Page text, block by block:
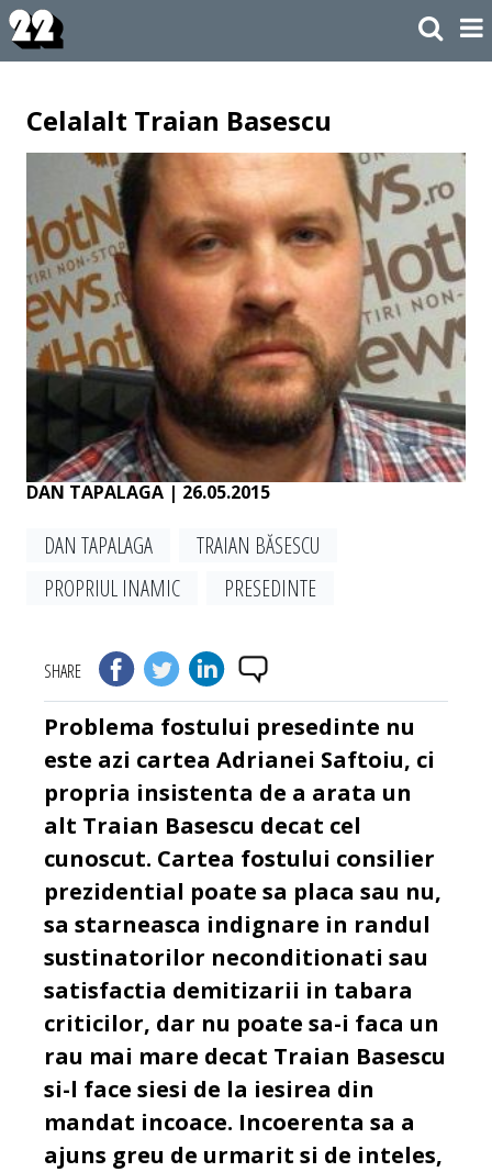
Celalalt Traian Basescu
DAN TAPALAGA | 26.05.2015
DAN TAPALAGA
TRAIAN BĂSESCU
PROPRIUL INAMIC
PRESEDINTE
SHARE
Problema fostului presedinte nu
este azi cartea Adrianei Saftoiu, ci
propria insistenta de a arata un
alt Traian Basescu decat cel
cunoscut. Cartea fostului consilier
prezidential poate sa placa sau nu,
sa starneasca indignare in randul
sustinatorilor neconditionati sau
satisfactia demitizarii in tabara
criticilor, dar nu poate sa-i faca un
rau mai mare decat Traian Basescu
si-l face siesi de la iesirea din
mandat incoace. Incoerenta sa a
ajuns greu de urmarit si de inteles,